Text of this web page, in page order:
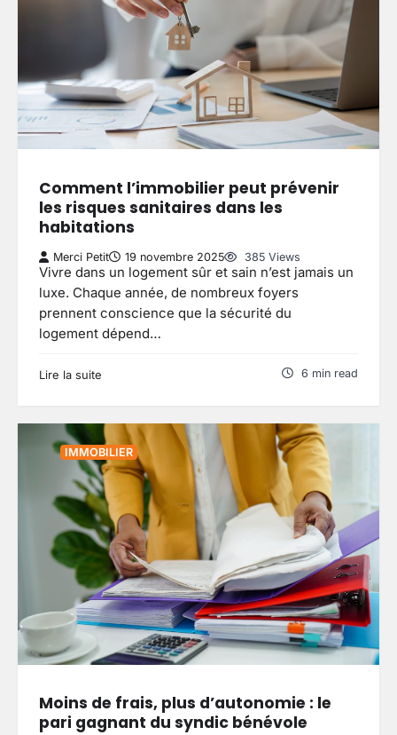
Comment l’immobilier peut prévenir
les risques sanitaires dans les
habitations
Merci Petit 19 novembre 2025 385 Views
Vivre dans un logement sûr et sain n’est jamais un
luxe. Chaque année, de nombreux foyers
prennent conscience que la sécurité du
logement dépend…
Lire la suite 6 min read
IMMOBILIER
Moins de frais, plus d’autonomie : le
pari gagnant du syndic bénévole